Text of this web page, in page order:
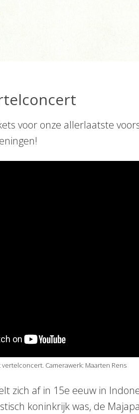
voor onze allerlaatste
Camerawerk: Maarten Rens
zich af in 15e eeuw in
koninkrijk was, de